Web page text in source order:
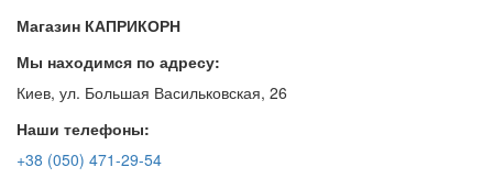
Магазин КАПРИКОРН
Мы находимся по адресу:
Киев, ул. Большая Васильковская, 26
Наши телефоны:
+38 (050) 471-29-54